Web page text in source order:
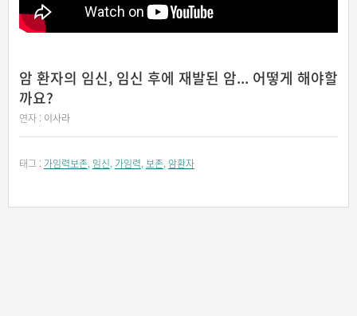
암 환자의 임신, 임신 후에 재발된 암... 어떻게 해야할
까요?
연자 : 이사라
태그 : 가임력보존, 임신, 가임력, 보존, 암환자